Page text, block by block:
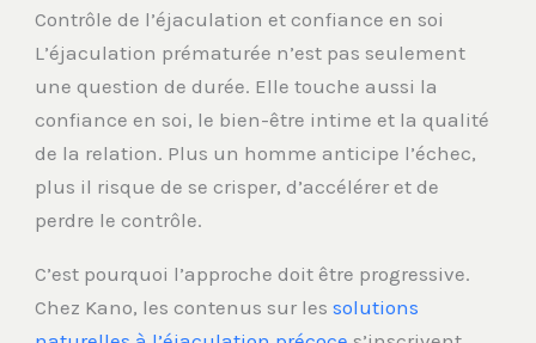
Contrôle de l’éjaculation et confiance en soi
L’éjaculation prématurée n’est pas seulement
une question de durée. Elle touche aussi la
confiance en soi, le bien-être intime et la qualité
de la relation. Plus un homme anticipe l’échec,
plus il risque de se crisper, d’accélérer et de
perdre le contrôle.
C’est pourquoi l’approche doit être progressive.
Chez Kano, les contenus sur lessolutions